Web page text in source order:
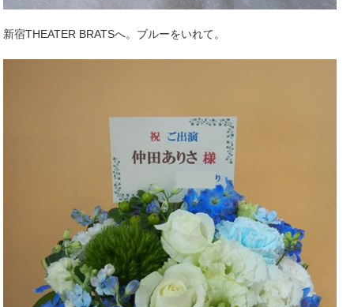
新宿THEATER BRATSへ。ブルーをいれて。